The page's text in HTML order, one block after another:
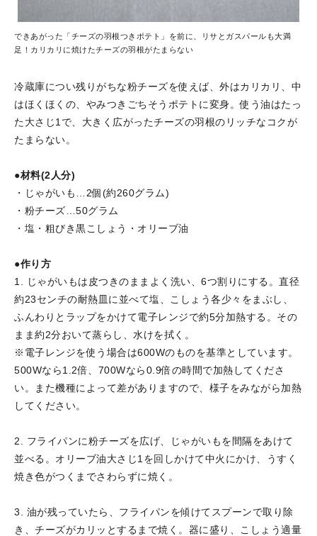
できあがった「チーズの羽根つきポテト」を前に、リサとガスパールも大満
足！カリカリに焼けたチーズの羽根がたまらない
冷蔵庫につい残りがちな粉チーズを使えば、外はカリカリ、中
はほくほくの、やみつきごちそうポテトに変身。使う油はたっ
た大さじ1で、大きく広がったチーズの羽根のリッチなコクが
たまらない。
●材料(2人分)
・じゃがいも…2個(約260グラム)
・粉チーズ…50グラム
・塩・粗びき黒こしょう・オリーブ油
●作り方
1. じゃがいもは皮つきのままよく洗い、6つ割りにする。直径
約23センチの耐熱皿に並べて塩、こしょう各少々をまぶし、
ふんわりとラップをかけて電子レンジで約5分加熱する。その
まま約2分おいて蒸らし、水けを拭く。
※電子レンジを使う場合は600Wのものを基準としています。
500Wなら1.2倍、700Wなら0.9倍の時間で加熱してくださ
い。また機種によって差がありますので、様子をみながら加熱
してください。
2. フライパンに粉チーズを広げ、じゃがいもを間隔をあけて
並べる。オリーブ油大さじ1を回しかけて中火にかけ、うすく
焼き色がつくまでさわらずに焼く。
3. 油が残っていたら、フライパンを傾けてスプーンで取り除
き、チーズがカリッとするまで焼く。器に盛り、こしょう適量